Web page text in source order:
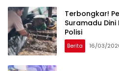
Terbongkar!
Suramadu Dini
Polisi
Berita 16/03/